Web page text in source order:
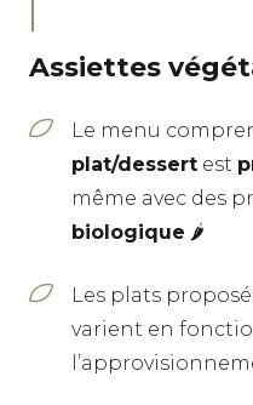
Assiettes
Le menu
plat/dessert est
même avec des
biologique 🌶
Les plats
varient en